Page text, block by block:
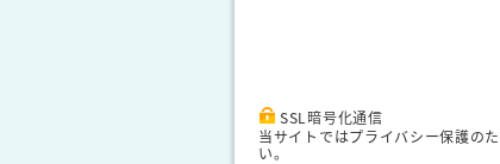
SSL暗号化通信
当サイトではプライバシー保護の
い。